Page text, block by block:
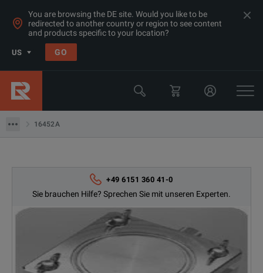
You are browsing the DE site. Would you like to be
redirected to another country or region to see content
and products specific to your location?
US GO
16452A
Products
LCR & Impedanz Analysatoren
Prüfvorrichtungen
Keysight Technologies
+49 6151 360 41-0
Sie brauchen Hilfe? Sprechen Sie mit unseren Experten.